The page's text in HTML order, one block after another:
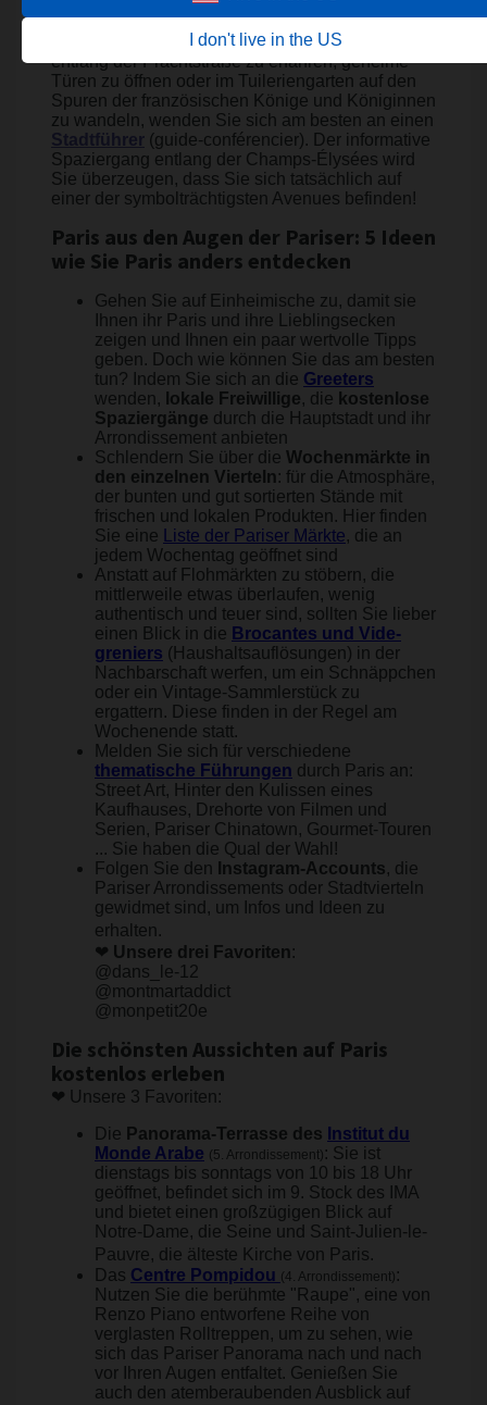
I don't live in the US
kennenzulernen, knackige oder rührende
Anekdoten über die prestigeträchtigen Bauwerke
entlang der Prachtstraße zu erfahren, geheime
Türen zu öffnen oder im Tuileriengarten auf den
Spuren der französischen Könige und Königinnen
zu wandeln, wenden Sie sich am besten an einen
Stadtführer (guide-conférencier). Der informative
Spaziergang entlang der Champs-Élysées wird
Sie überzeugen, dass Sie sich tatsächlich auf
einer der symbolträchtigsten Avenues befinden!
Paris aus den Augen der Pariser: 5 Ideen
wie Sie Paris anders entdecken
Gehen Sie auf Einheimische zu, damit sie
Ihnen ihr Paris und ihre Lieblingsecken
zeigen und Ihnen ein paar wertvolle Tipps
geben. Doch wie können Sie das am besten
tun? Indem Sie sich an die Greeters
wenden, lokale Freiwillige, die kostenlose
Spaziergänge durch die Hauptstadt und ihr
Arrondissement anbieten
Schlendern Sie über die Wochenmärkte in
den einzelnen Vierteln: für die Atmosphäre,
der bunten und gut sortierten Stände mit
frischen und lokalen Produkten. Hier finden
Sie eine
Liste der Pariser Märkte, die an
jedem Wochentag geöffnet sind
Anstatt auf Flohmärkten zu stöbern, die
mittlerweile etwas überlaufen, wenig
authentisch und teuer sind, sollten Sie lieber
einen Blick in die Brocantes und Vide-
greniers (Haushaltsauflösungen) in der
Nachbarschaft werfen, um ein Schnäppchen
oder ein Vintage-Sammlerstück zu
ergattern. Diese finden in der Regel am
Wochenende statt.
Melden Sie sich für verschiedene
thematische Führungen durch Paris an:
Street Art, Hinter den Kulissen eines
Kaufhauses, Drehorte von Filmen und
Serien, Pariser Chinatown, Gourmet-Touren
... Sie haben die Qual der Wahl!
Folgen Sie den Instagram-Accounts, die
Pariser Arrondissements oder Stadtvierteln
gewidmet sind, um Infos und Ideen zu
erhalten.
❤ Unsere drei Favoriten:
@dans_le-12
@montmartaddict
@monpetit20e
Die schönsten Aussichten auf Paris
kostenlos erleben
❤ Unsere 3 Favoriten:
Die Panorama-Terrasse des Institut du
Monde Arabe (5. Arrondissement) : Sie ist
dienstags bis sonntags von 10 bis 18 Uhr
geöffnet, befindet sich im 9. Stock des IMA
und bietet einen großzügigen Blick auf
Notre-Dame, die Seine und Saint-Julien-le-
Pauvre, die älteste Kirche von Paris.
Das Centre Pompidou (4. Arrondissement) :
Nutzen Sie die berühmte "Raupe", eine von
Renzo Piano entworfene Reihe von
verglasten Rolltreppen, um zu sehen, wie
sich das Pariser Panorama nach und nach
vor Ihren Augen entfaltet. Genießen Sie
auch den atemberaubenden Ausblick auf